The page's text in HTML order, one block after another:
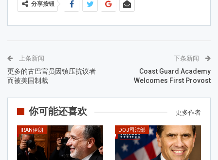
分享按钮
上条新闻
更多的古巴官员因镇压抗议者
而被美国制裁
下条新闻
Coast Guard Academy
Welcomes First Provost
你可能还喜欢 更多作者
IRAN伊朗 DOJ司法部